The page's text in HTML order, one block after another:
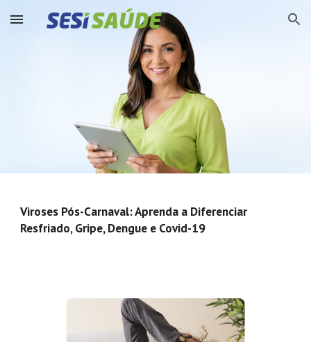
Skip to main content Skip to navigation
Viroses Pós-Carnaval: Aprenda a Diferenciar
Resfriado, Gripe, Dengue e Covid-19